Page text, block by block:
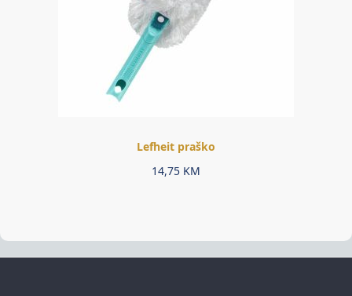
Lefheit praško
14,75 KM